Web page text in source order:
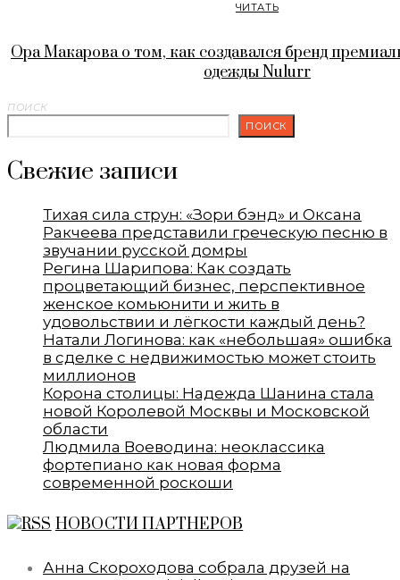
ЧИТАТЬ
Ора Макарова о том, как создавался бренд
одежды Nulurr
ПОИСК
ПОИСК
Свежие записи
Тихая сила струн: «Зори бэнд» и Оксана
Ракчеева представили греческую песню в
звучании русской домры
Регина Шарипова: Как создать
процветающий бизнес, перспективное
женское комьюнити и жить в
удовольствии и лёгкости каждый день?
Натали Логинова: как «небольшая» ошибка
в сделке с недвижимостью может стоить
миллионов
Корона столицы: Надежда Шанина стала
новой Королевой Москвы и Московской
области
Людмила Воеводина: неоклассика
фортепиано как новая форма
современной роскоши
НОВОСТИ ПАРТНЕРОВ
Анна Скороходова собрала друзей на